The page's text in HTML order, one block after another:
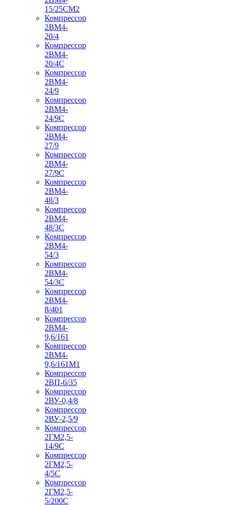
15/25СМ2
Компрессор
2ВМ4-
20/4
Компрессор
2ВМ4-
20/4С
Компрессор
2ВМ4-
24/9
Компрессор
2ВМ4-
24/9С
Компрессор
2ВМ4-
27/9
Компрессор
2ВМ4-
27/9С
Компрессор
2ВМ4-
48/3
Компрессор
2ВМ4-
48/3С
Компрессор
2ВМ4-
54/3
Компрессор
2ВМ4-
54/3С
Компрессор
2ВМ4-
8/401
Компрессор
2ВМ4-
9,6/161
Компрессор
2ВМ4-
9,6/161М1
Компрессор
2ВП-6/35
Компрессор
2ВУ-0,4/8
Компрессор
2ВУ-2,5/9
Компрессор
2ГМ2,5-
14/9С
Компрессор
2ГМ2,5-
4/5С
Компрессор
2ГМ2,5-
5/200С